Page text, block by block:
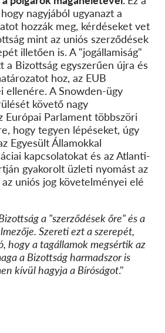
nagyjából ugyanazt a
hozzák meg, kérdéseket vet
mint az uniós szerződések
illetően is. A "jogállamiság"
a Bizottság egyszerűen újra és
hoz, az EUB
ellenére. A Snowden-ügy
követő nagy
Európai Parlament többszöri
hogy tegyen lépéseket, úgy
Egyesült Államokkal
kapcsolatokat és az Atlanti-
gyakorolt üzleti nyomást az
uniós jog követelményei elé
a "szerződések őre" és a
Szereti ezt a szerepét,
hogy a tagállamok megsértik az
a Bizottság harmadszor is
kívül hagyja a Bíróságot."